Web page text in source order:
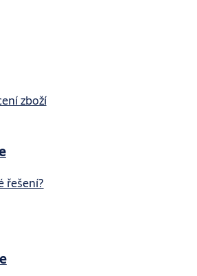
zboží
řešení?